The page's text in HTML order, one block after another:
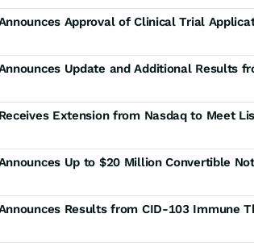
Extension from Nasdaq to Meet
Up to $20 Million Convertible